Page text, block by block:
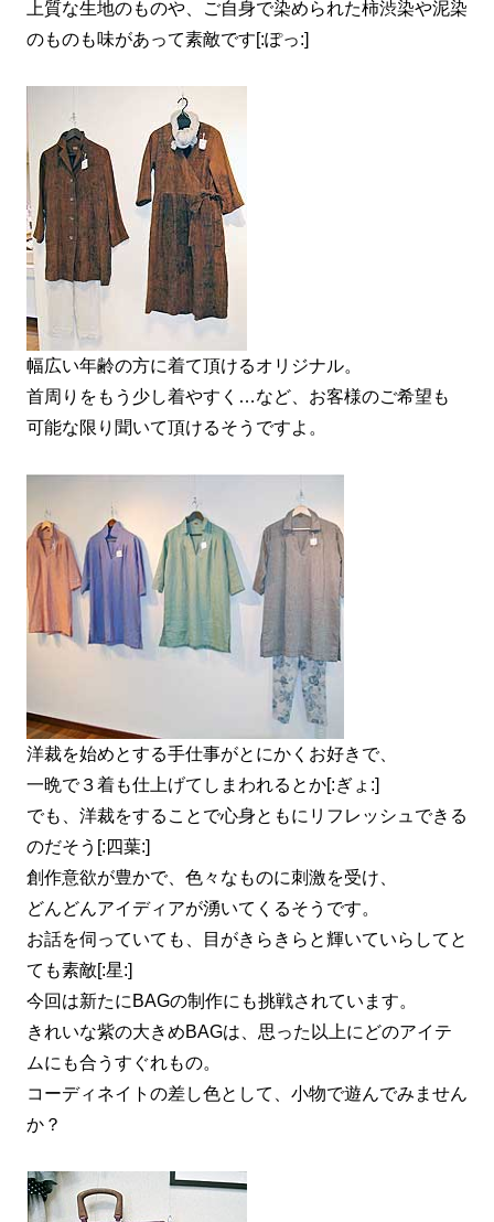
上質な生地のものや、ご自身で染められた柿渋染や泥染
のものも味があって素敵です[:ぽっ:]
幅広い年齢の方に着て頂けるオリジナル。
首周りをもう少し着やすく…など、お客様のご希望も
可能な限り聞いて頂けるそうですよ。
洋裁を始めとする手仕事がとにかくお好きで、
一晩で３着も仕上げてしまわれるとか[:ぎょ:]
でも、洋裁をすることで心身ともにリフレッシュできる
のだそう[:四葉:]
創作意欲が豊かで、色々なものに刺激を受け、
どんどんアイディアが湧いてくるそうです。
お話を伺っていても、目がきらきらと輝いていらしてと
ても素敵[:星:]
今回は新たにBAGの制作にも挑戦されています。
きれいな紫の大きめBAGは、思った以上にどのアイテ
ムにも合うすぐれもの。
コーディネイトの差し色として、小物で遊んでみません
か？